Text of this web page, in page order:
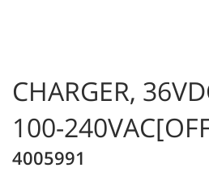
CHARGER,
100-
4005991